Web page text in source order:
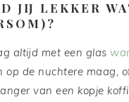
JIJ LEKKER
altijd met een glas
op de nuchtere maag,
van een kopje